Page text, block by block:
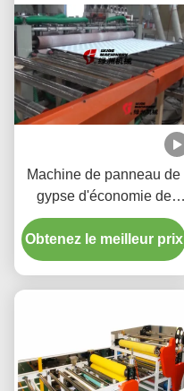
Machine de panneau de
gypse d'économie de
travail/type de
alimentation chargeuse
de poussée de conseil
Obtenez le meilleur prix